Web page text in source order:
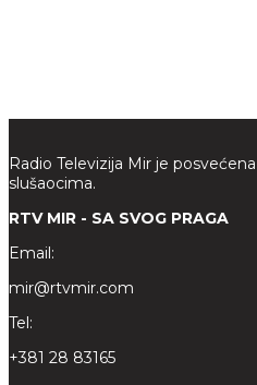
Radio Televizija Mir je
slušaocima.
RTV MIR - SA SVOG PRAGA
Email:
mir@rtvmir.com
Tel:
+381 28 83165